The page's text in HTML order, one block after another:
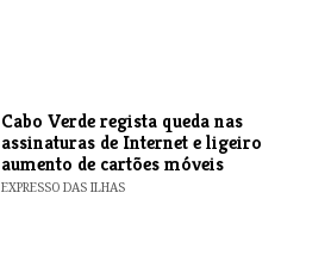
Cabo Verde regista queda nas
assinaturas de Internet e ligeiro
aumento de cartões móveis
EXPRESSO DAS ILHAS